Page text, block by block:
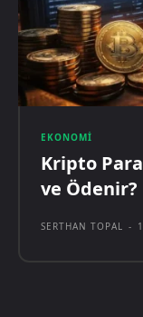
EKONOMI
Kripto
ve Ödenir?
SERTHAN TOPAL -